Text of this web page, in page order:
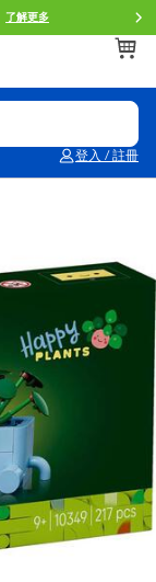
了解更多
登入 / 註冊